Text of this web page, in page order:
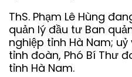
ThS. Phạm Lê Hùng
quản lý đầu tư Ban
nghiệp tỉnh Hà Nam;
tỉnh đoàn, Phó Bí Thư
tỉnh Hà Nam.